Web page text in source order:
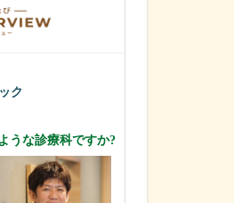
ク
うな診療科ですか?